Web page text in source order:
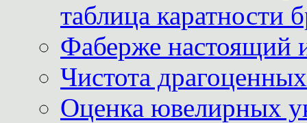
таблица каратности
Фаберже настоящий
Чистота
Оценка ювелирных